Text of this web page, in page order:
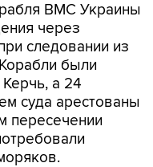
ВМС Украины
через
следовании из
были
а 24
суда арестованы
пересечении